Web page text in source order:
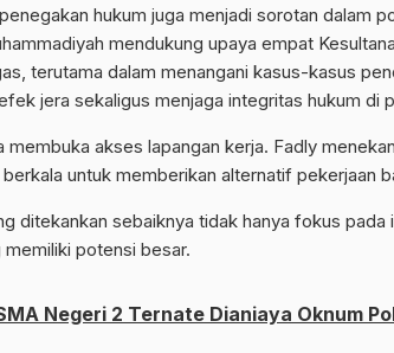
hukum juga menjadi sorotan dalam
mendukung upaya empat
terutama dalam menangani kasus-kasus
jera sekaligus menjaga integritas hukum di
akses lapangan kerja. Fadly
untuk memberikan alternatif pekerjaan
ditekankan sebaiknya tidak hanya fokus pada
potensi besar.
Negeri 2 Ternate Dianiaya Oknum